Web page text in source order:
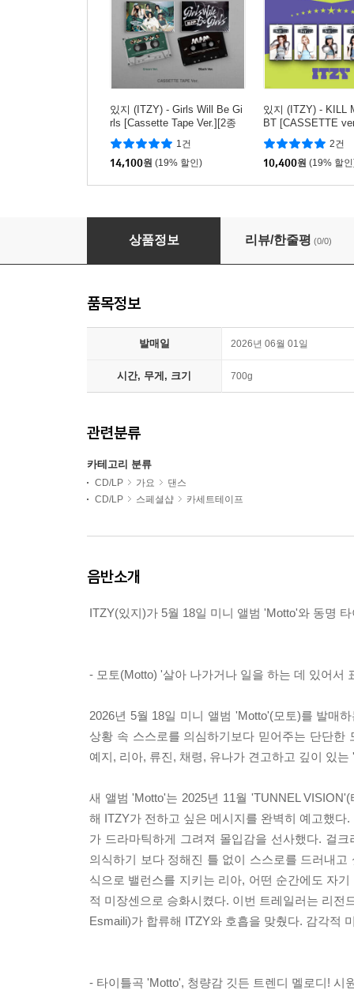
있지 (ITZY) - Girls Will Be Gi
rls [Cassette Tape Ver.][2종
중 1종 랜덤발송]
1건
14,100원 (19% 할인)
있지 (ITZY) - KILL
BT [CASSETTE
1종 랜덤발송]
2건
10,400원 (19% 할
있지 (ITZY) - Motto [CASSETTE TAPE Ver.]
상품정보 리뷰/한줄평 (0/0)
품목정보
발매일 2026년 06월 01일
시간, 무게, 크기 700g
관련분류
카테고리 분류
CD/LP 가요
댄스
CD/LP
스페셜샵 카세트테이프
음반소개
ITZY(있지)가 5월 18일 미니 앨범 'Motto'와 동명
- 모토(Motto) '살아 나가거나 일을 하는 데 있어서
2026년 5월 18일 미니 앨범 'Motto'(모토)를 발매
상황 속 스스로를 의심하기보다 믿어주는 단단한
예지, 리아, 류진, 채령, 유나가 견고하고 깊이 있
새 앨범 'Motto'는 2025년 11월 'TUNNEL
해 ITZY가 전하고 싶은 메시지를 완벽히 예고했
가 드라마틱하게 그려져 몰입감을 선사했다. 걸
의식하기 보다 정해진 틀 없이 스스로를 드러내
식으로 밸런스를 지키는 리아, 어떤 순간에도 자
적 미장센으로 승화시켰다. 이번 트레일러는 리
Esmaili)가 합류해 ITZY와 호흡을 맞췄다. 감각적
- 타이틀곡 'Motto', 청량감 깃든 트렌디 멜로디! 시